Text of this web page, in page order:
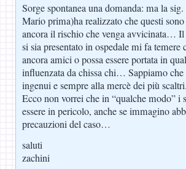
Sorge spontanea una domanda: ma la
Mario prima)ha realizzato che questi
ancora il rischio che venga avvicinata…
si sia presentato in ospedale mi fa
ancora amici o possa essere portata in
influenzata da chissa chi… Sappiamo
ingenui e sempre alla mercè dei più
Ecco non vorrei che in “qualche modo” i
essere in pericolo, anche se immagino
precauzioni del caso…
saluti
zachini